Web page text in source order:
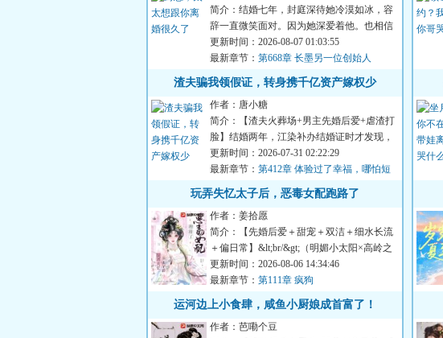
简介：结婚七年，封庭深待她冷漠如冰，容
辞一直微笑面对。因为她深爱着他。也相信
终有一天，她能将他的心...
更新时间：2026-08-07 01:03:55
最新章节： 第668章 长墨另一位创始人
渣夫骗我领假证，转身携千亿资产嫁权少
作者：唐小糖
简介：【渣夫火葬场+男主先婚后爱+虐渣打
脸】结婚两年，江染补办结婚证时才发现，
自己当宝贝珍藏的纸，是...
更新时间：2026-07-31 02:22:29
最新章节： 第412章 体验过了幸福，哪怕短
暂
玩弄失忆太子后，恶毒女配跑路了
作者：姜拾愿
简介：【先婚后爱＋甜宠＋双洁＋细水长流
＋偏日常】&lt;br/&gt;（明媚小太阳×高岭之
花）&lt;br/&gt;宋今...
更新时间：2026-08-06 14:34:46
最新章节： 第111章 疯狗
运河边上小食肆，咸鱼小厨娘成首富了！
作者：芭嘞个豆